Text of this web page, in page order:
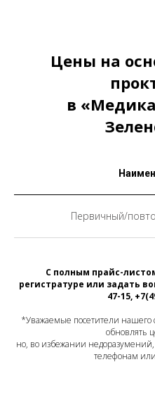
Цены на
в
Первичный/
С полным прайс-
регистратуре или задать
47-15,
*Уважаемые посетители нашего
обновлять
но, во избежании недоразумений,
телефонам